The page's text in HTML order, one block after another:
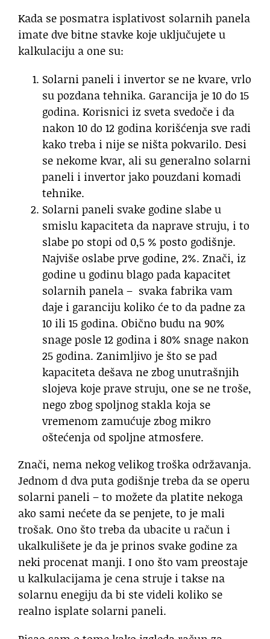
Kada se posmatra isplativost solarnih panela
imate dve bitne stavke koje uključujete u
kalkulaciju a one su:
Solarni paneli i invertor se ne kvare, vrlo
su pozdana tehnika. Garancija je 10 do 15
godina. Korisnici iz sveta svedoče i da
nakon 10 do 12 godina korišćenja sve radi
kako treba i nije se ništa pokvarilo. Desi
se nekome kvar, ali su generalno solarni
paneli i invertor jako pouzdani komadi
tehnike.
Solarni paneli svake godine slabe u
smislu kapaciteta da naprave struju, i to
slabe po stopi od 0,5 % posto godišnje.
Najviše oslabe prve godine, 2%. Znači, iz
godine u godinu blago pada kapacitet
solarnih panela – svaka fabrika vam
daje i garanciju koliko će to da padne za
10 ili 15 godina. Obično budu na 90%
snage posle 12 godina i 80% snage nakon
25 godina. Zanimljivo je što se pad
kapaciteta dešava ne zbog unutrašnjih
slojeva koje prave struju, one se ne troše,
nego zbog spoljnog stakla koja se
vremenom zamućuje zbog mikro
oštećenja od spoljne atmosfere.
Znači, nema nekog velikog troška održavanja.
Jednom d dva puta godišnje treba da se operu
solarni paneli – to možete da platite nekoga
ako sami nećete da se penjete, to je mali
trošak. Ono što treba da ubacite u račun i
ukalkulišete je da je prinos svake godine za
neki procenat manji. I ono što vam preostaje
u kalkulacijama je cena struje i takse na
solarnu enegiju da bi ste videli koliko se
realno isplate solarni paneli.